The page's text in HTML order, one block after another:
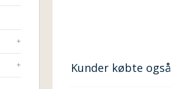
Kunder købte også